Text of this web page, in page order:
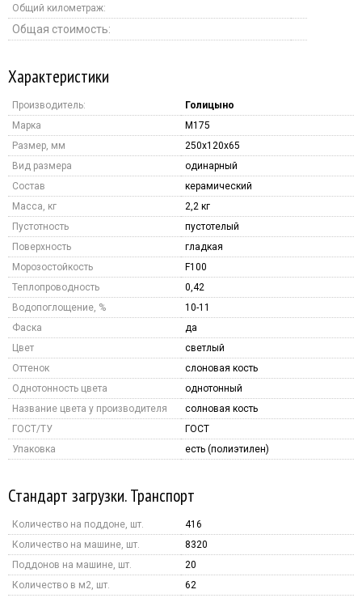
Общий километраж:
Общая стоимость:
Характеристики
Производитель:
Голицыно
Марка
M175
Размер, мм
250x120x65
Вид размера
одинарный
Состав
керамический
Масса, кг
2,2 кг
Пустотность
пустотелый
Поверхность
гладкая
Морозостойкость
F100
Теплопроводность
0,42
Водопоглощение, %
10-11
Фаска
да
Цвет
светлый
Оттенок
слоновая кость
Однотонность цвета
однотонный
Название цвета у производителя
солновая кость
ГОСТ/ТУ
ГОСТ
Упаковка
есть (полиэтилен)
Стандарт загрузки. Транспорт
Количество на поддоне, шт.
416
Количество на машине, шт.
8320
Поддонов на машине, шт.
20
Количество в м2, шт.
62